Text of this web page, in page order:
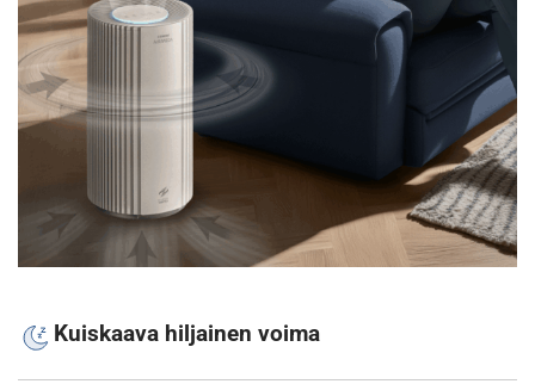
Kuiskaava hiljainen voima